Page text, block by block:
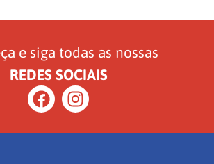
e siga todas as nossas
REDES SOCIAIS